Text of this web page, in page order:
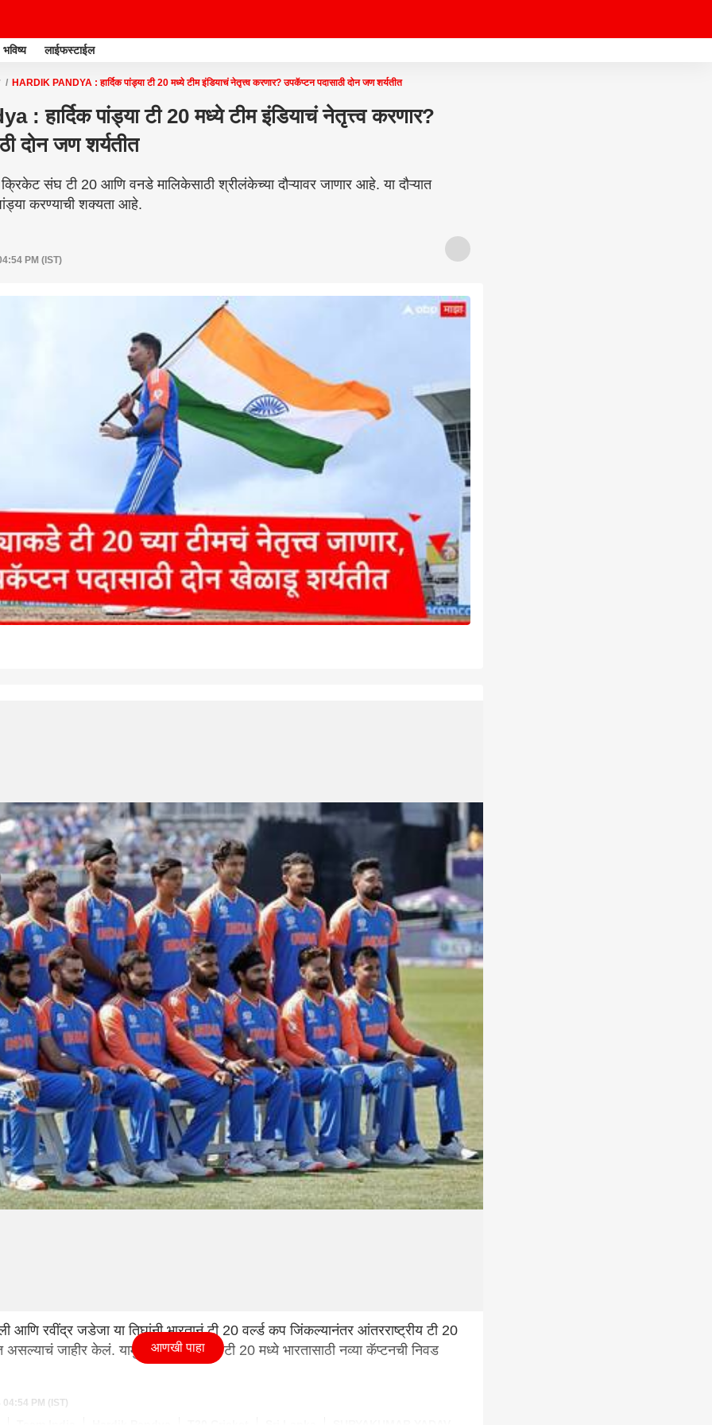
भविष्य लाईफस्टाईल
HARDIK PANDYA : हार्दिक पांड्या टी 20 मध्ये टीम इंडियाचं नेतृत्त्व करणार? उपकॅप्टन पदासाठी दोन जण शर्यतीत
: हार्दिक पांड्या टी 20 मध्ये टीम इंडियाचं नेतृत्त्व करणार?
दोन जण शर्यतीत
संघ टी 20 आणि वनडे मालिकेसाठी श्रीलंकेच्या दौऱ्यावर जाणार आहे. या दौऱ्यात
पांड्या करण्याची शक्यता आहे.
PM (IST)
आणि रवींद्र जडेजा या तिघांनी भारतानं टी 20 वर्ल्ड कप जिंकल्यानंतर आंतरराष्ट्रीय टी 20
असल्याचं जाहीर केलं. यामुळं बीसीसीआयला टी 20 मध्ये भारतासाठी नव्या कॅप्टनची निवड
PM (IST)
आणखी पाहा